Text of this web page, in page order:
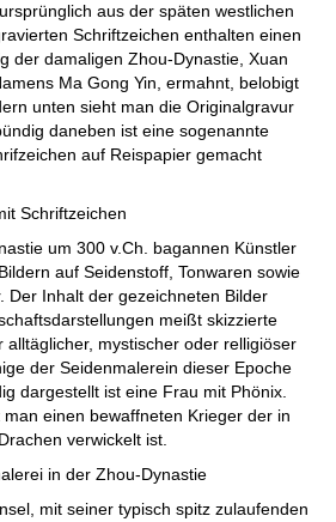
aus der späten westlichen
Schriftzeichen enthalten einen
der damaligen Zhou-Dynastie, Xuan
Ma Gong Yin, ermahnt, belobigt
unten sieht man die Originalgravur
daneben ist eine sogenannte
auf Reispapier gemacht
um 300 v.Ch. bagannen Künstler
auf Seidenstoff, Tonwaren sowie
Der Inhalt der gezeichneten Bilder
meißt skizzierte
alltäglicher, mystischer oder relligiöser
der Seidenmalerein dieser Epoche
dargestellt ist eine Frau mit Phönix.
einen bewaffneten Krieger der in
verwickelt ist.
mit seiner typisch spitz zulaufenden